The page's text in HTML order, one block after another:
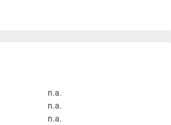
n.a.
n.a.
n.a.